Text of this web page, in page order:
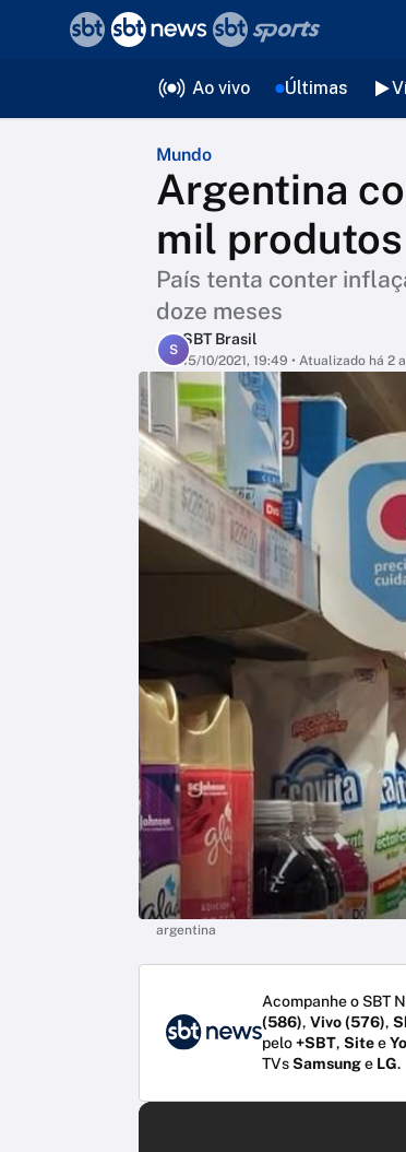
Ao vivo Últimas
Mundo
Argentina
mil
País tenta conter
doze meses
S
SBT Brasil
15/10/2021, 19:49 • Atualizado há 2
argentina
Acompanhe o SBT
(586), Vivo (576),
pelo+SBT, Sitee
TVsSamsunge LG.
voltar
Editorias